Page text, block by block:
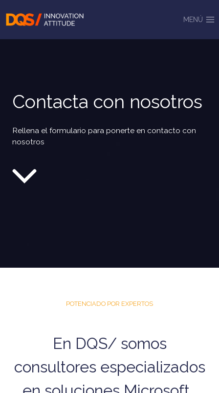
MENÚ
Contacta con nosotros
Rellena el formulario para ponerte en contacto con
nosotros
POTENCIADO POR EXPERTOS
En DQS/ somos
consultores especializados